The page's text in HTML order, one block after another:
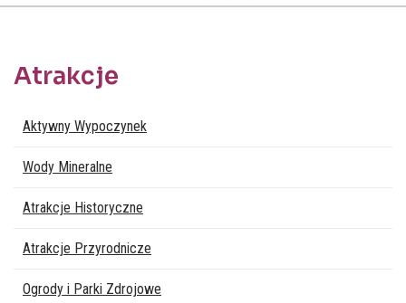
Atrakcje
Lista stron
Aktywny Wypoczynek
Wody Mineralne
Atrakcje Historyczne
Atrakcje Przyrodnicze
Ogrody i Parki Zdrojowe